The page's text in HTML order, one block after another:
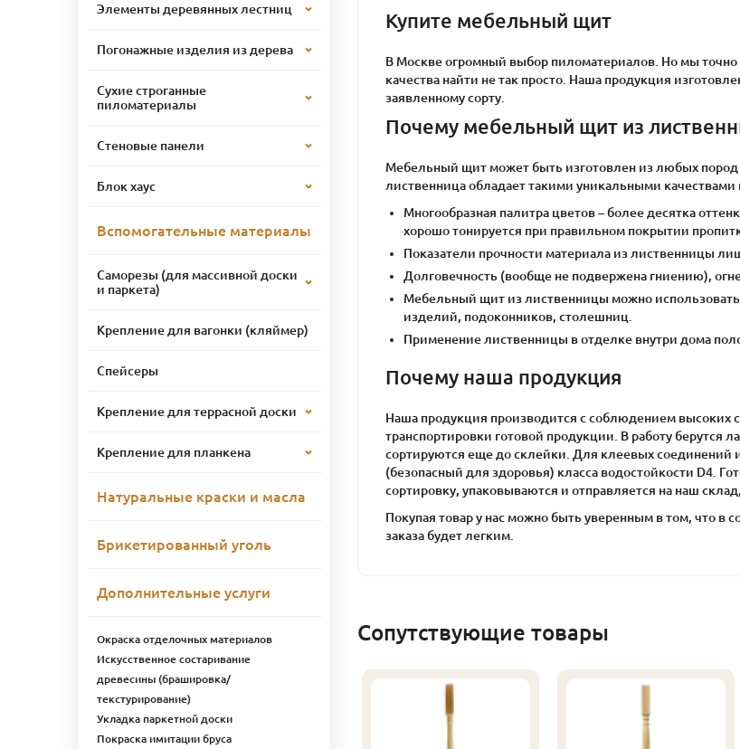
Купите мебельный щит
В Москве огромный выбор пиломатериалов. Но мы
качества найти не так просто. Наша продукция
заявленному сорту.
Почему мебельный щит из
Мебельный щит может быть изготовлен из любых пород
лиственница обладает такими уникальными качествами
Многообразная палитра цветов – более десятка
хорошо тонируется при правильном покрытии
Показатели прочности материала из лиственницы
Долговечность (вообще не подвержена гниению),
Мебельный щит из лиственницы можно
изделий, подоконников, столешниц.
Применение лиственницы в отделке внутри дома
Почему наша продукция
Наша продукция производится с соблюдением высоких
транспортировки готовой продукции. В работу
сортируются еще до склейки. Для клеевых
(безопасный для здоровья) класса водостойкости D4.
сортировку, упаковываются и отправляется на наш
Покупая товар у нас можно быть уверенным в том, что в
заказа будет легким.
Сопутствующие товары
Элементы деревянных лестниц
Погонажные изделия из дерева
Сухие строганные
пиломатериалы
Стеновые панели
Блок хаус
Вспомогательные материалы
Саморезы (для массивной доски
и паркета)
Крепление для вагонки (кляймер)
Спейсеры
Крепление для террасной доски
Крепление для планкена
Натуральные краски и масла
Брикетированный уголь
Дополнительные услуги
Окраска отделочных материалов
Искусственное состаривание
древесины (брашировка/
текстурирование)
Укладка паркетной доски
Покраска имитации бруса